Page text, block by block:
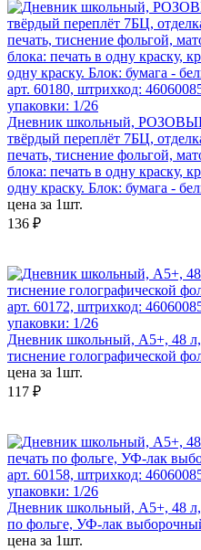
арт. 60180, штрихкод:
упаковки: 1/26
Дневник школьный,
твёрдый переплёт 7БЦ,
печать, тиснение фольгой,
блока: печать в одну краску,
одну краску. Блок: бумага -
цена за 1шт.
136 ₽
арт. 60172, штрихкод:
упаковки: 1/26
Дневник школьный, А5+, 48
тиснение голографической
цена за 1шт.
117 ₽
арт. 60158, штрихкод:
упаковки: 1/26
Дневник школьный, А5+, 48
по фольге, УФ-лак
цена за 1шт.